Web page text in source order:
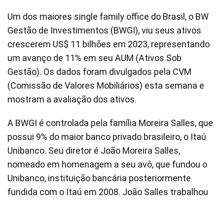
Um dos maiores single family office do Brasil, o BW
Gestão de Investimentos (BWGI), viu seus ativos
crescerem US$ 11 bilhões em 2023, representando
um avanço de 11% em seu AUM (Ativos Sob
Gestão). Os dados foram divulgados pela CVM
(Comissão de Valores Mobiliários) esta semana e
mostram a avaliação dos ativos.
A BWGI é controlada pela família Moreira Salles, que
possui 9% do maior banco privado brasileiro, o Itaú
Unibanco. Seu diretor é João Moreira Salles,
nomeado em homenagem a seu avô, que fundou o
Unibanco, instituição bancária posteriormente
fundida com o Itaú em 2008. João Salles trabalhou